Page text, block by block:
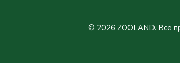
© 2026 ZOOLAND. Все